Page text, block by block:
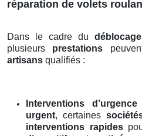
réparation de volets
Dans le cadre du déblocage
plusieurs prestations
artisans qualifiés :
Interventions d’urgence
urgent, certaines
interventions rapides